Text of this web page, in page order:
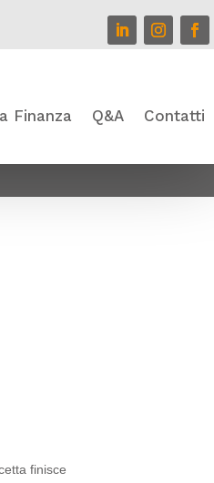
Finanza Q&A Contatti
finisce